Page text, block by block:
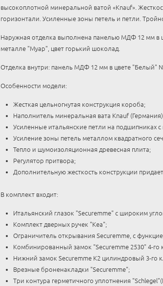
высокоплотной минеральной ватой «Knauf».
горизонтали. Усиленные зоны петель и петли.
Наружная отделка выполнена панелью МДФ 12 мм в
металле "Муар", цвет горький шоколад.
Отделка внутри: панель МДФ 12 мм в цвете "Белый"
Особенности модели:
Жесткая цельногнутая конструкция короба;
Наполнитель минеральная вата Knauf
Усиленные итальянские петли на подшипниках
Усиление зоны петель металлом квадратного
Тепло и шумоизоляционная древесная плита;
Регулятор притвора;
Дополнительную жесткость конструкции
В комплект входит:
Итальянский глазок "Securemme" с широким
Комплект дверных ручек "Kea";
Ограничитель открывания Securemme, с
Комбинированный замок "Securemme 2530" 4-го
Нижний замок Securemme K2 цилиндровый 3-го
Врезные броненакладки "Securemme";
Три контура герметичного уплотнения